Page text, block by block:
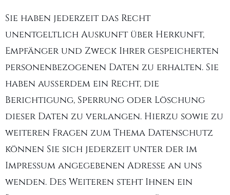
Sie haben jederzeit das Recht
unentgeltlich Auskunft über Herkunft,
Empfänger und Zweck Ihrer gespeicherten
personenbezogenen Daten zu erhalten. Sie
haben außerdem ein Recht, die
Berichtigung, Sperrung oder Löschung
dieser Daten zu verlangen. Hierzu sowie zu
weiteren Fragen zum Thema Datenschutz
können Sie sich jederzeit unter der im
Impressum angegebenen Adresse an uns
wenden. Des Weiteren steht Ihnen ein